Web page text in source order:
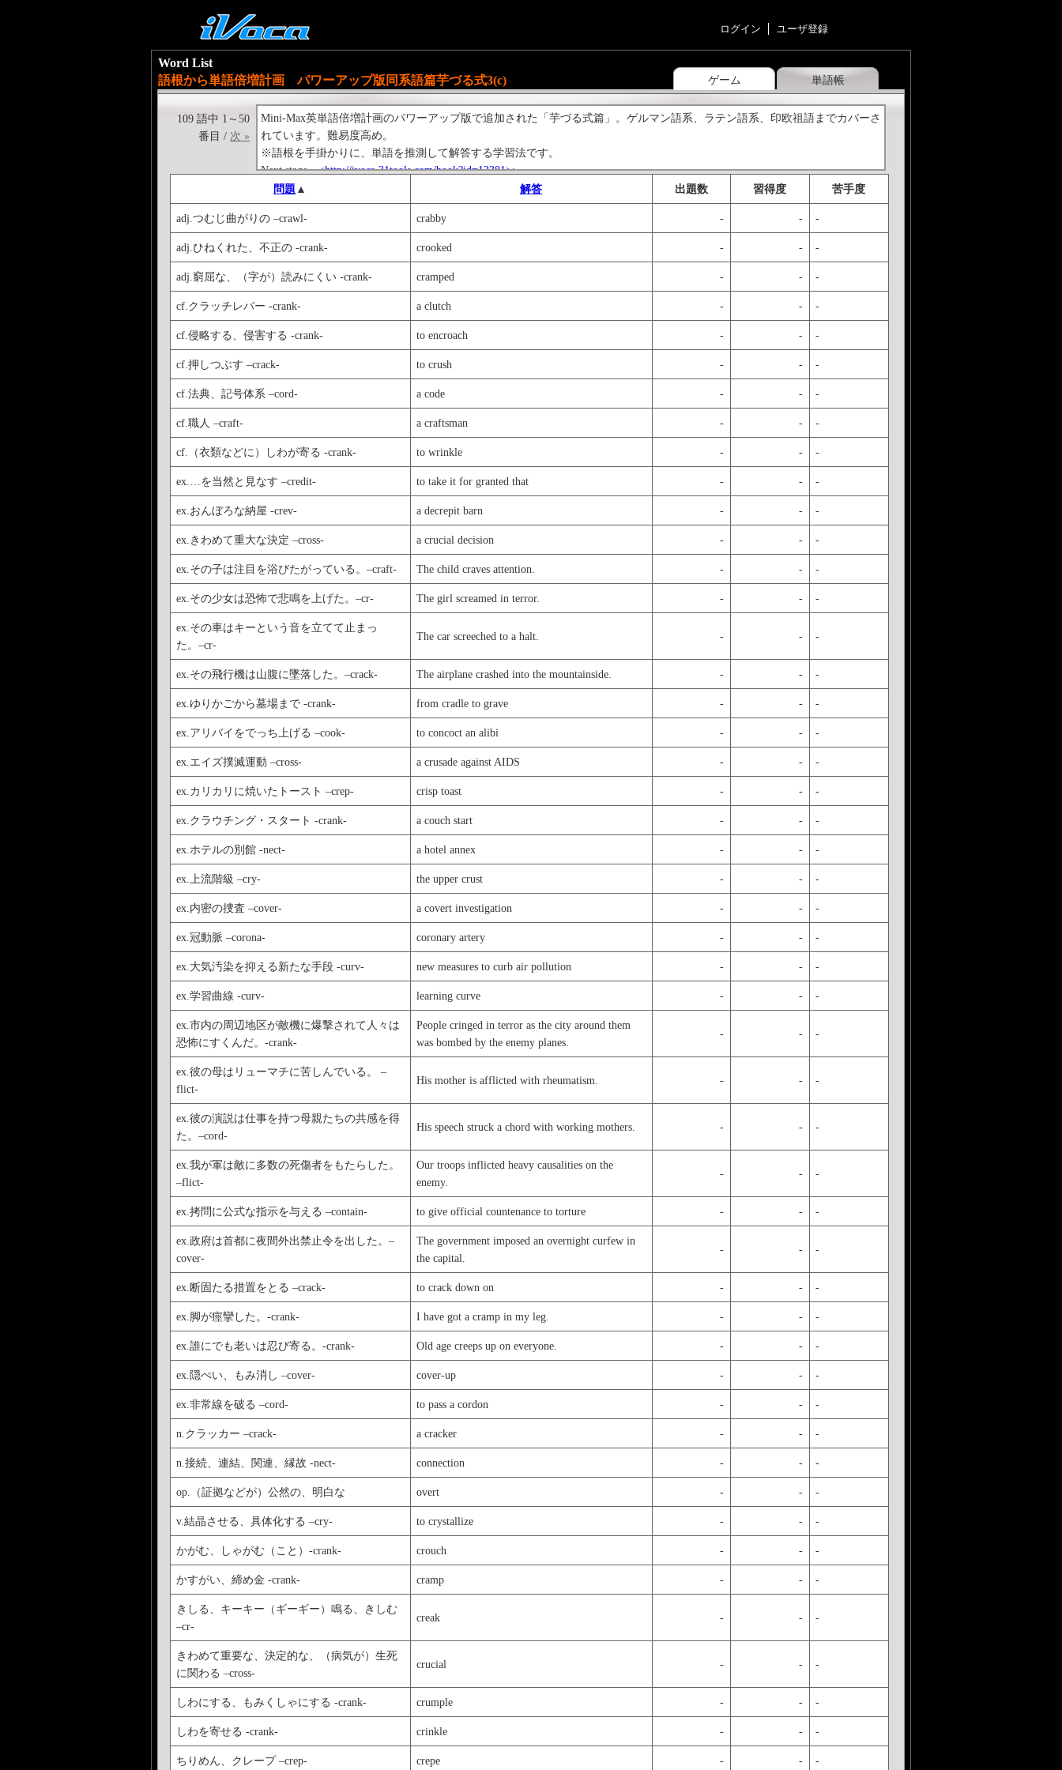
ログイン ユーザ登録
ゲーム 単語帳
Word List
語根から単語倍増計画 パワーアップ版同系語篇芋づる式3(c)
Mini-Max英単語倍増計画のパワーアップ版で追加された「芋づる式篇」。ゲルマン語系、ラテン語系、印欧祖語までカバーさ
れています。難易度高め。
※語根を手掛かりに、単語を推測して解答する学習法です。
Next stage→<http://ivoca.31tools.com/book?id=12381>;
Previous stage→<
http://ivoca.31tools.com/book?id=12348>;
109 語中 1～50
番目 / 次 »
問題 ▲ 解答 出題数 習得度 苦手度
adj.つむじ曲がりの –crawl- crabby - - -
adj.ひねくれた、不正の -crank- crooked - - -
adj.窮屈な、（字が）読みにくい -crank- cramped - - -
cf.クラッチレバー -crank- a clutch - - -
cf.侵略する、侵害する -crank- to encroach - - -
cf.押しつぶす –crack- to crush - - -
cf.法典、記号体系 –cord- a code - - -
cf.職人 –craft- a craftsman - - -
cf.（衣類などに）しわが寄る -crank- to wrinkle - - -
ex.…を当然と見なす –credit- to take it for granted that - - -
ex.おんぼろな納屋 -crev- a decrepit barn - - -
ex.きわめて重大な決定 –cross- a crucial decision - - -
ex.その子は注目を浴びたがっている。–craft- The child craves attention. - - -
ex.その少女は恐怖で悲鳴を上げた。–cr- The girl screamed in terror. - - -
ex.その車はキーという音を立てて止まっ
た。–cr-
The car screeched to a halt. - - -
ex.その飛行機は山腹に墜落した。–crack- The airplane crashed into the mountainside. - - -
ex.ゆりかごから墓場まで -crank- from cradle to grave - - -
ex.アリバイをでっち上げる –cook- to concoct an alibi - - -
ex.エイズ撲滅運動 –cross- a crusade against AIDS - - -
ex.カリカリに焼いたトースト –crep- crisp toast - - -
ex.クラウチング・スタート -crank- a couch start - - -
ex.ホテルの別館 -nect- a hotel annex - - -
ex.上流階級 –cry- the upper crust - - -
ex.内密の捜査 –cover- a covert investigation - - -
ex.冠動脈 –corona- coronary artery - - -
ex.大気汚染を抑える新たな手段 -curv- new measures to curb air pollution - - -
ex.学習曲線 -curv- learning curve - - -
ex.市内の周辺地区が敵機に爆撃されて人々は
恐怖にすくんだ。-crank-
People cringed in terror as the city around them
was bombed by the enemy planes.
- - -
ex.彼の母はリューマチに苦しんでいる。 –
flict-
His mother is afflicted with rheumatism. - - -
ex.彼の演説は仕事を持つ母親たちの共感を得
た。–cord-
His speech struck a chord with working mothers. - - -
ex.我が軍は敵に多数の死傷者をもたらした。
–flict-
Our troops inflicted heavy causalities on the
enemy.
- - -
ex.拷問に公式な指示を与える –contain- to give official countenance to torture - - -
ex.政府は首都に夜間外出禁止令を出した。–
cover-
The government imposed an overnight curfew in
the capital.
- - -
ex.断固たる措置をとる –crack- to crack down on - - -
ex.脚が痙攣した。-crank- I have got a cramp in my leg. - - -
ex.誰にでも老いは忍び寄る。-crank- Old age creeps up on everyone. - - -
ex.隠ぺい、もみ消し –cover- cover-up - - -
ex.非常線を破る –cord- to pass a cordon - - -
n.クラッカー –crack- a cracker - - -
n.接続、連結、関連、縁故 -nect- connection - - -
op.（証拠などが）公然の、明白な overt - - -
v.結晶させる、具体化する –cry- to crystallize - - -
かがむ、しゃがむ（こと）-crank- crouch - - -
かすがい、締め金 -crank- cramp - - -
きしる、キーキー（ギーギー）鳴る、きしむ
–cr-
creak - - -
きわめて重要な、決定的な、（病気が）生死
に関わる –cross-
crucial - - -
しわにする、もみくしゃにする -crank- crumple - - -
しわを寄せる -crank- crinkle - - -
ちりめん、クレープ –crep- crepe - - -